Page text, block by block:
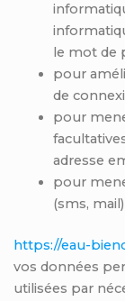
le mot de
pour
de
pour
adresse
pour
(sms,
https://eau-
vos données
utilisées par